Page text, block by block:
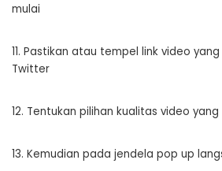
mulai
11. Pastikan atau tempel link video
Twitter
12. Tentukan pilihan kualitas video
13. Kemudian pada jendela pop up